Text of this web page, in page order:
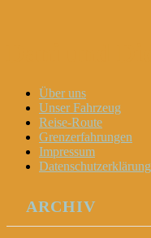
Menu
Widgets
Search
Skip
content
Über uns
Unser Fahrzeug
Reise-Route
Grenzerfahrungen
Impressum
Datenschutzerklärung
ARCHIV